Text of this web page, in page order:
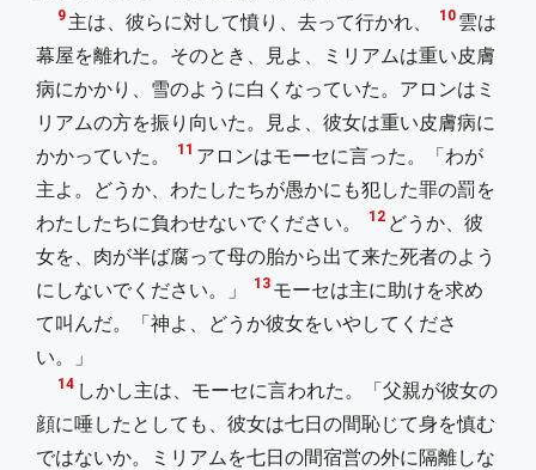
9 主は、彼らに対して憤り、去って行かれ、 10 雲は
幕屋を離れた。そのとき、見よ、ミリアムは重い皮膚
病にかかり、雪のように白くなっていた。アロンはミ
リアムの方を振り向いた。見よ、彼女は重い皮膚病に
かかっていた。
11 アロンはモーセに言った。「わが
主よ。どうか、わたしたちが愚かにも犯した罪の罰を
わたしたちに負わせないでください。
12 どうか、彼
女を、肉が半ば腐って母の胎から出て来た死者のよう
にしないでください。」
13 モーセは主に助けを求め
て叫んだ。「神よ、どうか彼女をいやしてくださ
い。」
14 しかし主は、モーセに言われた。「父親が彼女の
顔に唾したとしても、彼女は七日の間恥じて身を慎む
ではないか。ミリアムを七日の間宿営の外に隔離しな